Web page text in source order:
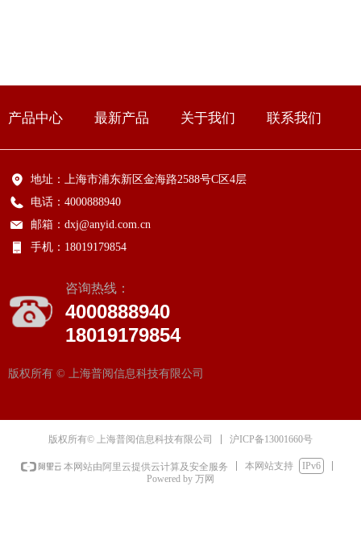
地址： 上海市浦东新区金海路2588号C区4层
电话： 4000888940
邮箱： dxj@anyid.com.cn
手机： 18019179854
产品中心 最新产品 关于我们 联系我们
咨询热线：
4000888940
18019179854
版权所有 © 上海普阅信息科技有限公司
版权所有© 上海普阅信息科技有限公司 沪ICP备13001660号
本网站由阿里云提供云计算及安全服务 本网站支持
IPv6
Powered by 万网